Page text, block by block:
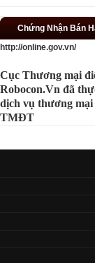
Chứng Nhận Bán
http://online.gov.vn/
Cục Thương mại
Robocon.Vn đã
dịch vụ thương
TMĐT